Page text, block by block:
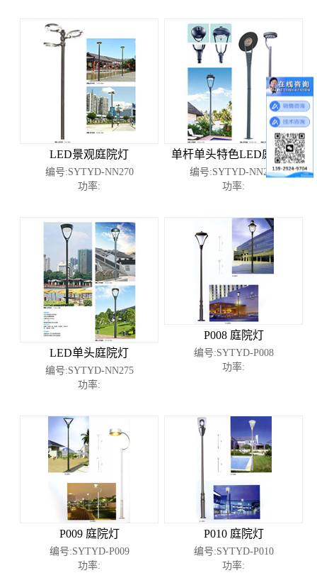
LED景观庭院灯
编号:SYTYD-NN270
功率:
单杆单头特色LED庭院灯
编号:SYTYD-NN273
功率:
LED单头庭院灯
编号:SYTYD-NN275
功率:
P008 庭院灯
编号:SYTYD-P008
功率:
P009 庭院灯
编号:SYTYD-P009
功率:
P010 庭院灯
编号:SYTYD-P010
功率: